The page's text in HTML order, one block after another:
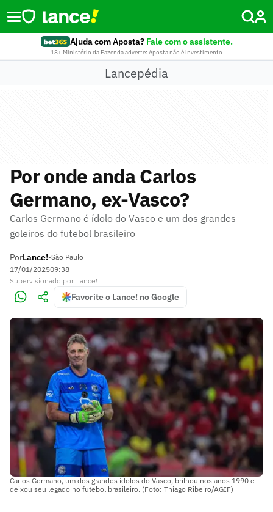
Ajuda com Aposta? Fale com o assistente.
18+ Ministério da Fazenda adverte: Aposta não é investimento
Lancepédia
Por onde anda Carlos
Germano, ex-Vasco?
Carlos Germano é ídolo do Vasco e um dos grandes
goleiros do futebol brasileiro
PorLance!•São Paulo
17/01/202509:38
Supervisionado por Lance!
Favorite o Lance! no Google
Carlos Germano, um dos grandes ídolos do Vasco, brilhou nos anos 1990 e
deixou seu legado no futebol brasileiro. (Foto: Thiago Ribeiro/AGIF)